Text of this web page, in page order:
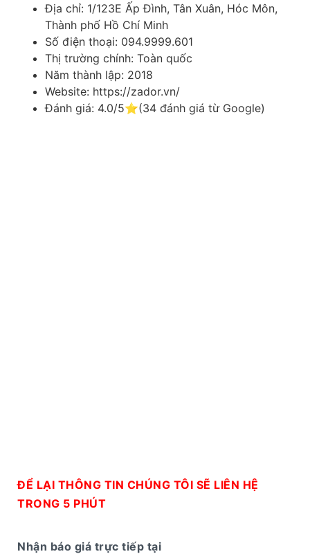
Địa chỉ: 1/123E Ấp Đình, Tân Xuân, Hóc Môn,
Thành phố Hồ Chí Minh
Số điện thoại: 094.9999.601
Thị trường chính: Toàn quốc
Năm thành lập: 2018
Website: https://zador.vn/
Đánh giá: 4.0/5⭐(34 đánh giá từ Google)
ĐỂ LẠI THÔNG TIN CHÚNG TÔI SẼ LIÊN HỆ
TRONG 5 PHÚT
Nhận báo giá trực tiếp tại